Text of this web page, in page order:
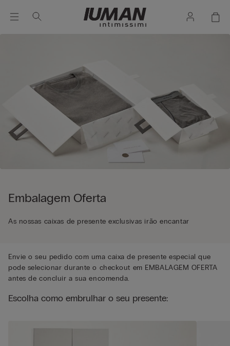
Embalagem Oferta
As nossas caixas de presente exclusivas irão encantar
Envie o seu pedido com uma caixa de presente especial que
pode selecionar durante o checkout em EMBALAGEM OFERTA
antes de concluir a sua encomenda.
Escolha como embrulhar o seu presente: